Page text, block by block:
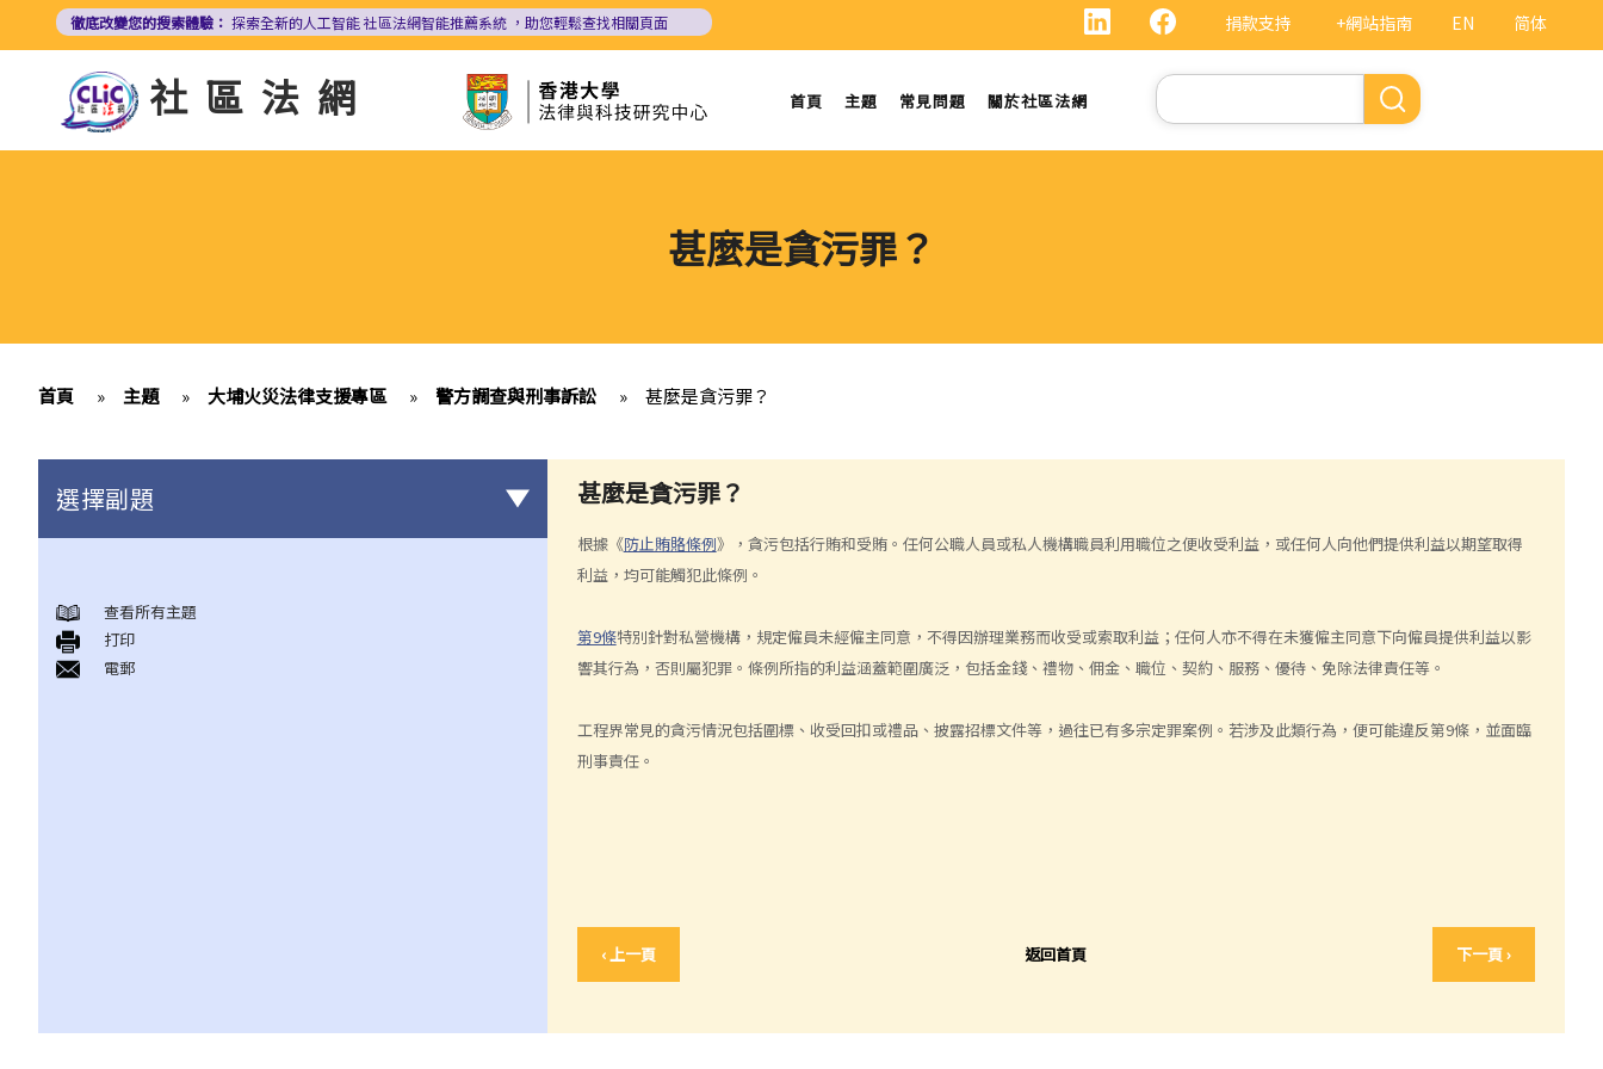
EN 简体
捐款支持 +網站指南
徹底改變您的搜索體驗： 探索全新的人工智能社區法網智能推薦系統 ，助您輕鬆查找相關頁面
社區法網 首頁 主題 常見問題 關於社區法網
Search
甚麼是貪污罪？
首頁 » 主題 » 大埔火災法律支援專區 » 警方調查與刑事訴訟 » 甚麼是貪污罪？
甚麼是貪污罪？
根據《防止賄賂條例》，貪污包括行賄和受賄。任何公職人員或私人機構職員利用職位之便收受利益，或任何人向他們提供利益以期望取得
利益，均可能觸犯此條例。
第9條特別針對私營機構，規定僱員未經僱主同意，不得因辦理業務而收受或索取利益；任何人亦不得在未獲僱主同意下向僱員提供利益以影
響其行為，否則屬犯罪。條例所指的利益涵蓋範圍廣泛，包括金錢、禮物、佣金、職位、契約、服務、優待、免除法律責任等。
工程界常見的貪污情況包括圍標、收受回扣或禮品、披露招標文件等，過往已有多宗定罪案例。若涉及此類行為，便可能違反第9條，並面臨
刑事責任。
‹ 上一頁 返回首頁 下一頁 ›
選擇副題
A. 火葬
B. 骨灰安置所（靈灰安置所）
C. 土葬
1. 申索信（原告人）及建設性的答覆（被告人）
查看所有主題
打印
電郵